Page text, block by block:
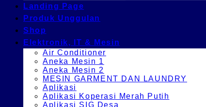
Landing Page
Produk Unggulan
Shop
Elektronik, IT & Mesin
Air Conditioner
Aneka Mesin 1
Aneka Mesin 2
MESIN GARMENT DAN LAUNDRY
Aplikasi
Aplikasi Koperasi Merah Putih
Aplikasi SIG Desa